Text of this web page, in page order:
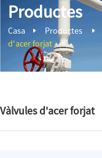
Productes
Casa Productes
d'acer forjat
Vàlvules d'acer forjat